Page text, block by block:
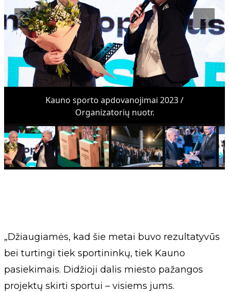
Kauno sporto apdovanojimai 2023 /
Organizatorių nuotr.
„Džiaugiamės, kad šie metai buvo rezultatyvūs
bei turtingi tiek sportininkų, tiek Kauno
pasiekimais. Didžioji dalis miesto pažangos
projektų skirti sportui – visiems jums.